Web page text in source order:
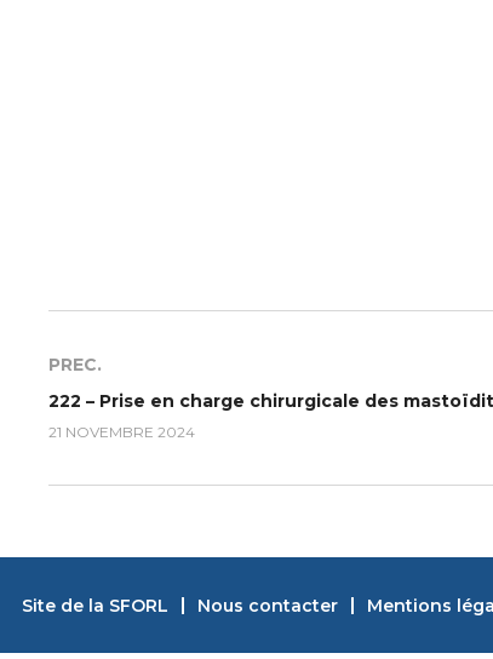
PREC.
21 NOVEMBRE 2024
Site de la SFORL Nous contacter Mentions